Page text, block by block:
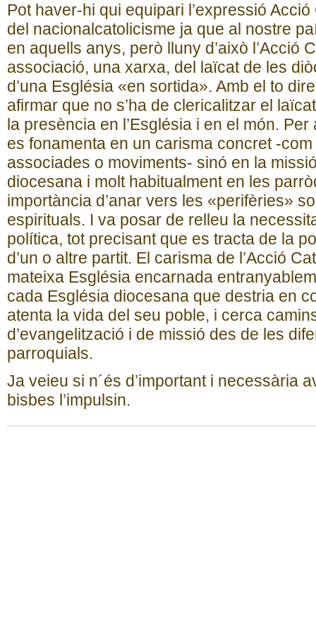
Pot haver-hi qui equipari l’expressió
del nacionalcatolicisme ja que al nostre
en aquells anys, però lluny d’això l’Acció
associació, una xarxa, del laïcat de les
d’una Església «en sortida». Amb el to
afirmar que no s’ha de clericalitzar el
la presència en l’Església i en el món. Per
es fonamenta en un carisma concret -
associades o moviments- sinó en la
diocesana i molt habitualment en les
importància d’anar vers les «perifèries»
espirituals. I va posar de relleu la
política, tot precisant que es tracta de la
d’un o altre partit. El carisma de l’Acció
mateixa Església encarnada
cada Església diocesana que destria en
atenta la vida del seu poble, i cerca
d’evangelització i de missió des de les
parroquials.
Ja veieu si n´és d’important i necessària
bisbes l’impulsin.